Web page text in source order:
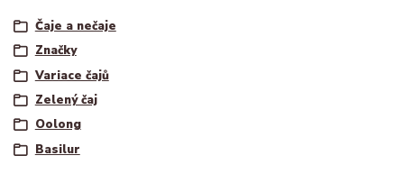
Čaje a nečaje
Značky
Variace čajů
Zelený čaj
Oolong
Basilur